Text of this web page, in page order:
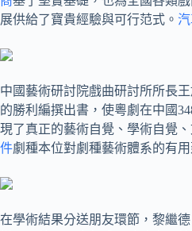
展供給了寶貴經驗與可行范式。
中國藝術研討院戲曲研討所所長王
的勝利編撰出書，使粵劇在中國
現了真正的藝術自覺、學術自覺
件劇種本位對劇種藝術體系的有用
在學術結果分送朋友環節，黎繼